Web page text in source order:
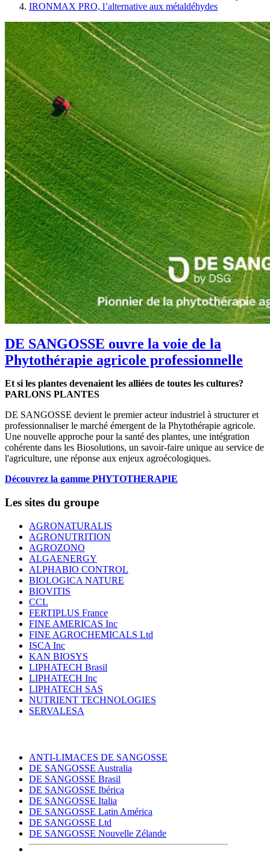
IRONMAX PRO, l’alternative aux métaldéhydes
DE SANGOSSE ouvre la voie de la
Phytothérapie agricole professionnelle
Et si les plantes devenaient les alliées de toutes les cultures?
PARLONS PLANTES
DE SANGOSSE devient le premier acteur industriel à structurer et
professionnaliser le marché émergent de la Phytothérapie agricole.
Une nouvelle approche pour la santé des plantes, une intégration
cohérente dans les Biosolutions, un savoir-faire unique au service de
l'agriculture, une réponse aux enjeux agroécologiques.
Découvrez la gamme PHYTOTHERAPIE
Les sites du groupe
AGRONATURALIS
AGRONUTRITION
AGROZONO
ALGAENERGY
ALPHABIO CONTROL
BIOLOGICA NATURE
BIOVITIS
CCL
FERTIPLUS France
FINE AMERICAS Inc
FINE AGROCHEMICALS Ltd
ISCA Inc
KAN BIOSYS
LIPHATECH Brasil
LIPHATECH Inc
LIPHATECH SAS
NUTRIENT TECHNOLOGIES
SERVALESA
ANTI-LIMACES DE SANGOSSE
DE SANGOSSE Australia
DE SANGOSSE Brasil
DE SANGOSSE Ibérica
DE SANGOSSE Italia
DE SANGOSSE Latin América
DE SANGOSSE Ltd
DE SANGOSSE Nouvelle Zélande